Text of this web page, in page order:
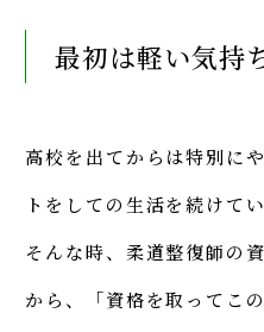
最初は軽い気持
高校を出てからは特別に
トをしての生活を続けて
そんな時、柔道整復師の
から、「資格を取ってこ